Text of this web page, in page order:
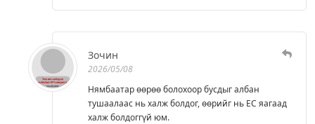
Зочин
2026/05/08
Нямбаатар өөрөө болохоор бусдыг албан
тушаалаас нь халж болдог, өөрийг нь ЕС яагаад
халж болдоггүй юм.